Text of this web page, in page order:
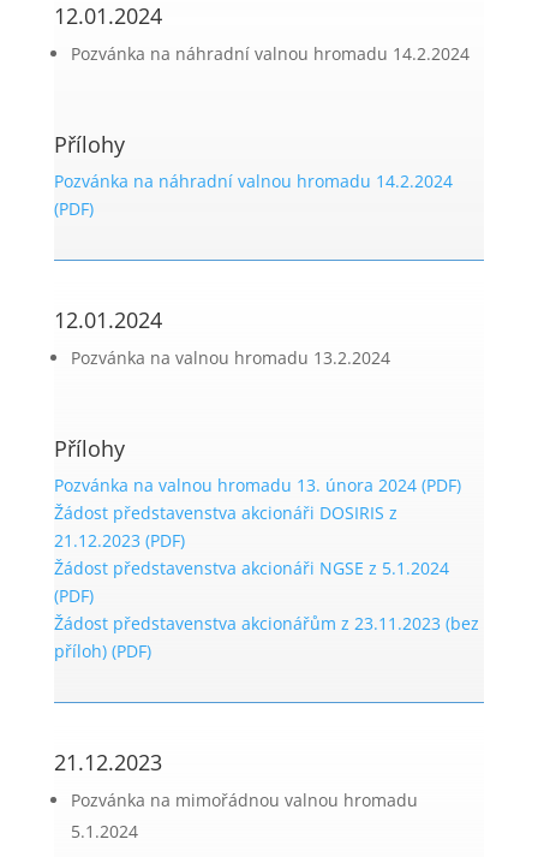
12.01.2024
Pozvánka na náhradní valnou hromadu 14.2.2024
Přílohy
Pozvánka na náhradní valnou hromadu 14.2.2024
(PDF)
12.01.2024
Pozvánka na valnou hromadu 13.2.2024
Přílohy
Pozvánka na valnou hromadu 13. února 2024 (PDF)
Žádost představenstva akcionáři DOSIRIS z
21.12.2023 (PDF)
Žádost představenstva akcionáři NGSE z 5.1.2024
(PDF)
Žádost představenstva akcionářům z 23.11.2023 (bez
příloh) (PDF)
21.12.2023
Pozvánka na mimořádnou valnou hromadu
5.1.2024